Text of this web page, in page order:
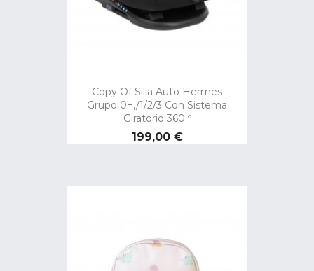
Copy Of Silla Auto Hermes
Grupo 0+,/1/2/3 Con Sistema
Giratorio 360 º
Preço
199,00 €